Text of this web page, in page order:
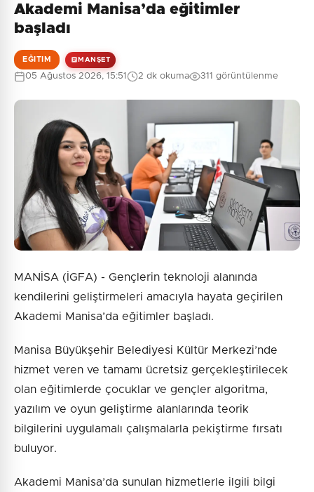
Akademi Manisa’da eğitimler
başladı
EĞITIM MANŞET
05 Ağustos 2026, 15:51 2 dk okuma 311 görüntülenme
MANİSA (İGFA) - Gençlerin teknoloji alanında
kendilerini geliştirmeleri amacıyla hayata geçirilen
Akademi Manisa’da eğitimler başladı.
Manisa Büyükşehir Belediyesi Kültür Merkezi’nde
hizmet veren ve tamamı ücretsiz gerçekleştirilecek
olan eğitimlerde çocuklar ve gençler algoritma,
yazılım ve oyun geliştirme alanlarında teorik
bilgilerini uygulamalı çalışmalarla pekiştirme fırsatı
buluyor.
Akademi Manisa’da sunulan hizmetlerle ilgili bilgi